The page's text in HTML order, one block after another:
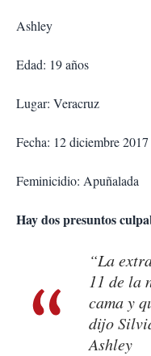
Ashley
Edad: 19 años
Lugar: Veracruz
Fecha: 12 diciembre 2017
Feminicidio: Apuñalada
Hay dos presuntos
“La
11 de la
cama y
dijo
Ashley